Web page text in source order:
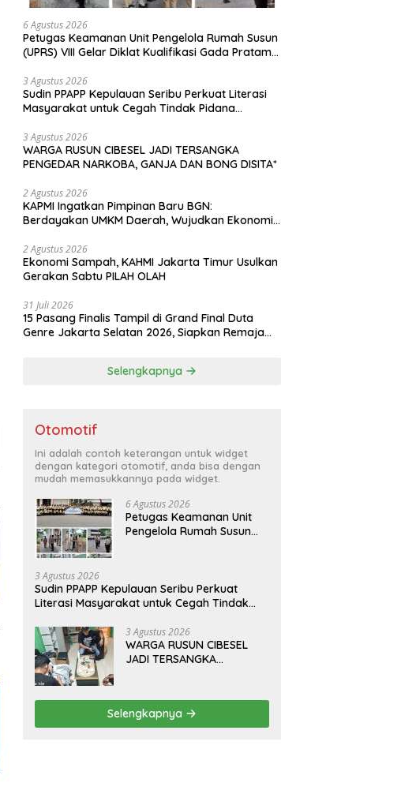
6 Agustus 2026
Petugas Keamanan Unit Pengelola Rumah Susun
(UPRS) VIII Gelar Diklat Kualifikasi Gada Pratama
Bhabinkamtibmas Polda Metro Jaya*
3 Agustus 2026
Sudin PPAPP Kepulauan Seribu Perkuat Literasi
Masyarakat untuk Cegah Tindak Pidana
3 Agustus 2026
WARGA RUSUN CIBESEL JADI TERSANGKA
PENGEDAR NARKOBA, GANJA DAN BONG DISITA*
2 Agustus 2026
KAPMI Ingatkan Pimpinan Baru BGN:
Berdayakan UMKM Daerah, Wujudkan Ekonomi
2 Agustus 2026
Ekonomi Sampah, KAHMI Jakarta Timur Usulkan
Gerakan Sabtu PILAH OLAH
31 Juli 2026
15 Pasang Finalis Tampil di Grand Final Duta
Genre Jakarta Selatan 2026, Siapkan Remaja
Selengkapnya
Otomotif
Ini adalah contoh keterangan untuk widget
dengan kategori otomotif, anda bisa dengan
mudah memasukkannya pada widget.
6 Agustus 2026
Petugas Keamanan Unit
Pengelola Rumah Susun
Solusi dan Direktorat
Bhabinkamtibmas Polda
3 Agustus 2026
Sudin PPAPP Kepulauan Seribu Perkuat
Literasi Masyarakat untuk Cegah Tindak
3 Agustus 2026
WARGA RUSUN CIBESEL
JADI TERSANGKA
Selengkapnya